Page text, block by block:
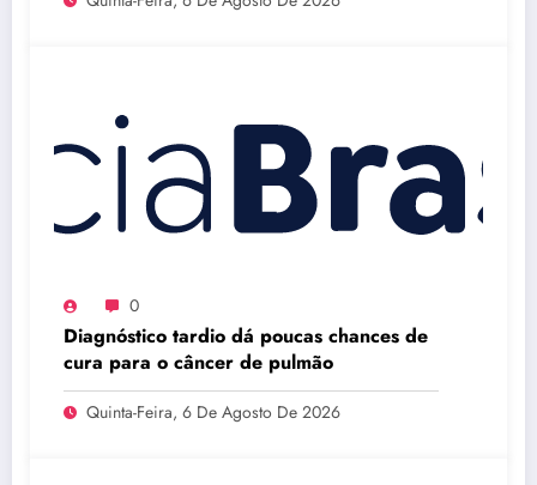
0
Diagnóstico tardio dá poucas chances de
cura para o câncer de pulmão
Quinta-Feira, 6 De Agosto De 2026